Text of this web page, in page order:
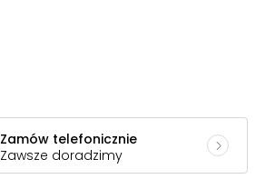
Zamów telefonicznie
Zawsze doradzimy